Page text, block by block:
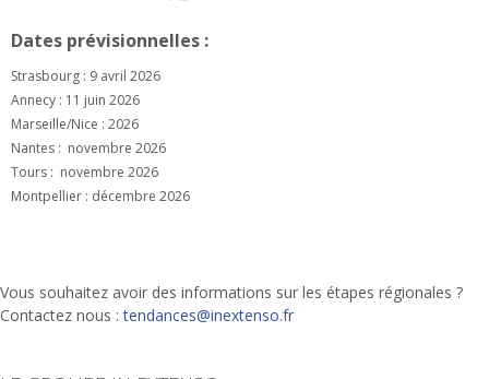
Dates prévisionnelles :
Strasbourg : 9 avril 2026
Annecy : 11 juin 2026
Marseille/Nice : 2026
Nantes : novembre 2026
Tours : novembre 2026
Montpellier : décembre 2026
Vous souhaitez avoir des informations sur les étapes régionales ?
Contactez nous :tendances@inextenso.fr